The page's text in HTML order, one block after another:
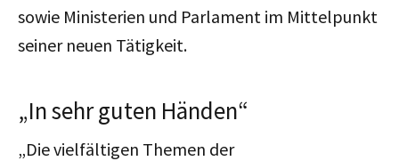
sowie Ministerien und Parlament im Mittelpunkt
seiner neuen Tätigkeit.
„In sehr guten Händen“
„Die vielfältigen Themen der